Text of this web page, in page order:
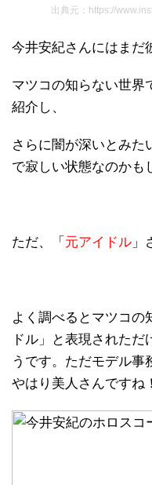
出典元：https://
今井安紀さんにはまだ
マツコの知らない世界
紹介し、
さらに闇が深いとみた
で寂しい状態なのかも
ただ、「 元アイドル 」
よく調べるとマツコの
ドル」と表現された
うです。ただモデル事
やはり美人さんですね